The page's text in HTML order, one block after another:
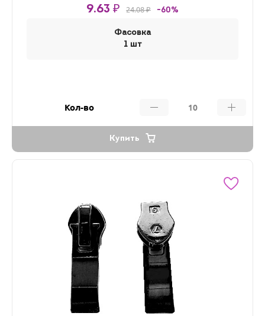
9.63 ₽ 24.08 ₽ -60%
Фасовка
1 шт
Кол-во
Купить